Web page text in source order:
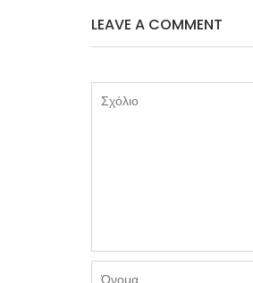
LEAVE A COMMENT